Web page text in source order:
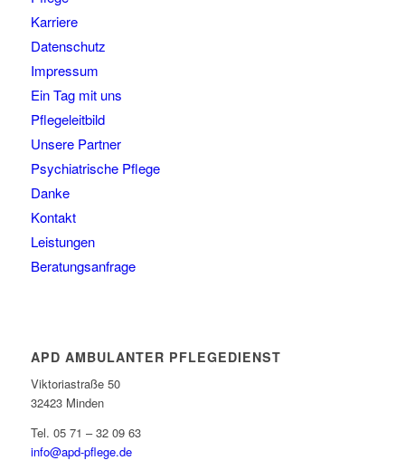
Karriere
Datenschutz
Impressum
Ein Tag mit uns
Pflegeleitbild
Unsere Partner
Psychiatrische Pflege
Danke
Kontakt
Leistungen
Beratungsanfrage
APD AMBULANTER PFLEGEDIENST
Viktoriastraße 50
32423 Minden
Tel. 05 71 – 32 09 63
info@apd-pflege.de